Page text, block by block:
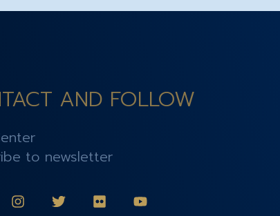
AND FOLLOW
to newsletter